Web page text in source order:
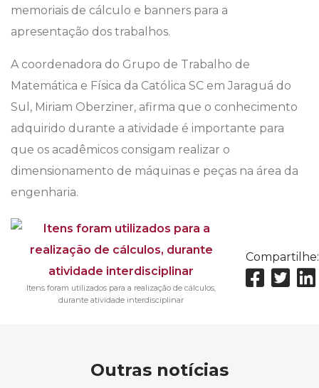
memoriais de cálculo e banners para a
apresentação dos trabalhos.
A coordenadora do Grupo de Trabalho de
Matemática e Física da Católica SC em Jaraguá do
Sul, Miriam Oberziner, afirma que o conhecimento
adquirido durante a atividade é importante para
que os acadêmicos consigam realizar o
dimensionamento de máquinas e peças na área da
engenharia.
Itens foram utilizados para a realização de cálculos,
durante atividade interdisciplinar
Compartilhe:
Outras notícias